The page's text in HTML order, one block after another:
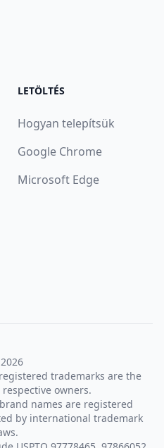
LETÖLTÉS
Hogyan telepítsük
Google Chrome
Microsoft Edge
trademarks are the
owners.
names are registered
by international trademark